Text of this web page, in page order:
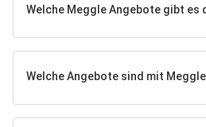
Welche Meggle Angebote gibt es
Welche Angebote sind mit